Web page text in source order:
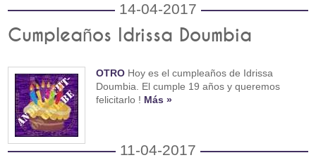
14-04-2017
Cumpleaños Idrissa Doumbia
OTRO Hoy es el cumpleaños de Idrissa
Doumbia. El cumple 19 años y queremos
felicitarlo ! Más »
11-04-2017